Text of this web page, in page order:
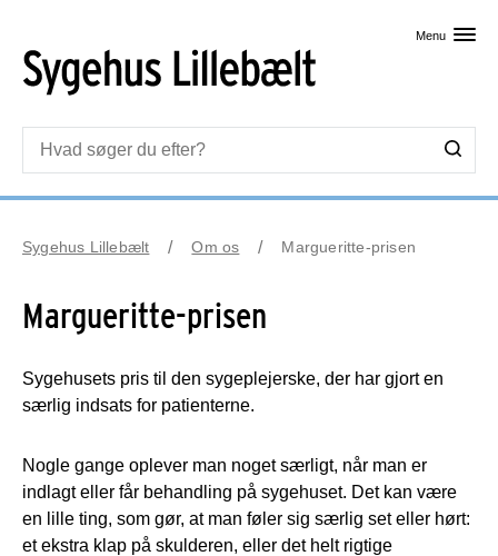
Menu
Sygehus Lillebælt Om os Margueritte-prisen
Margueritte-prisen
Sygehusets pris til den sygeplejerske, der har gjort en
særlig indsats for patienterne.
Nogle gange oplever man noget særligt, når man er
indlagt eller får behandling på sygehuset. Det kan være
en lille ting, som gør, at man føler sig særlig set eller hørt:
et ekstra klap på skulderen, eller det helt rigtige